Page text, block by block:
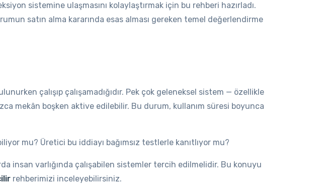
sistemine ulaşmasını kolaylaştırmak için bu rehberi hazırladı.
satın alma kararında esas alması gereken temel değerlendirme
çalışıp çalışamadığıdır. Pek çok geleneksel sistem — özellikle
mekân boşken aktive edilebilir. Bu durum, kullanım süresi boyunca
mu? Üretici bu iddiayı bağımsız testlerle kanıtlıyor mu?
insan varlığında çalışabilen sistemler tercih edilmelidir. Bu konuyu
rehberimizi inceleyebilirsiniz.